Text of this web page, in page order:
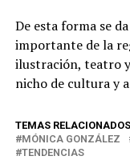
De esta forma se
importante de la
ilustración, teatro
nicho de cultura y
TEMAS
MÓNICA GONZÁLEZ
TENDENCIAS